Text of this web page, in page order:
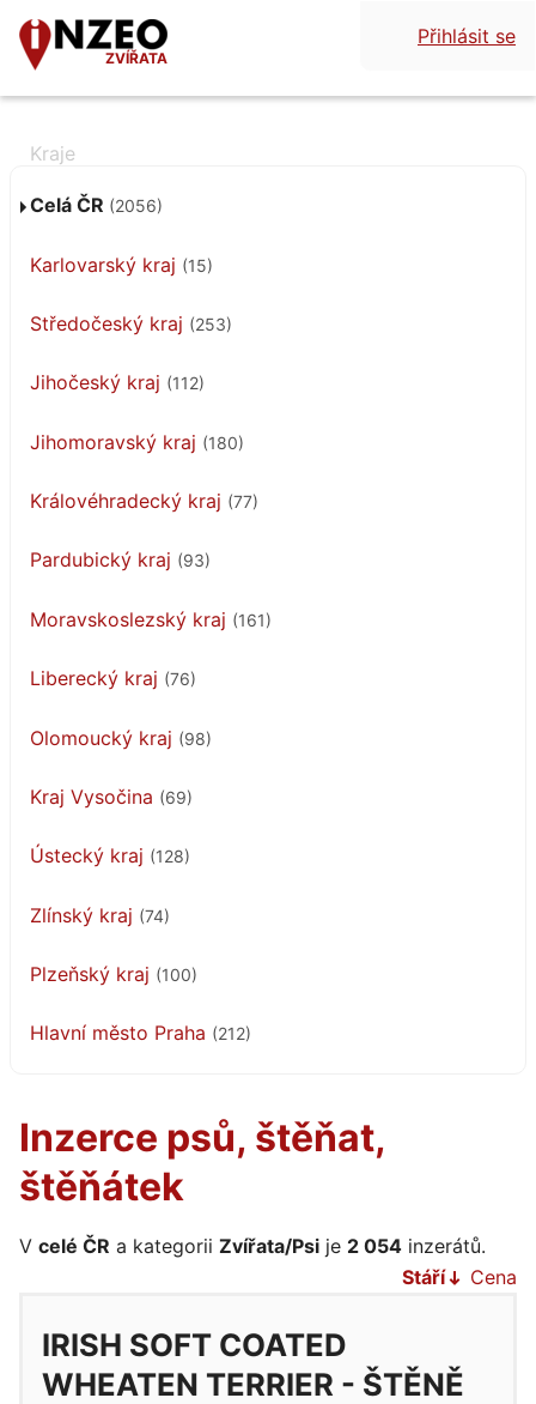
ZVÍŘATA
Přihlásit se
Celá ČR (2056)
Karlovarský kraj (15)
Středočeský kraj (253)
Jihočeský kraj (112)
Jihomoravský kraj (180)
Královéhradecký kraj (77)
Pardubický kraj (93)
Moravskoslezský kraj (161)
Liberecký kraj (76)
Olomoucký kraj (98)
Kraj Vysočina (69)
Ústecký kraj (128)
Zlínský kraj (74)
Plzeňský kraj (100)
Hlavní město Praha (212)
Inzerce psů, štěňat,
štěňátek
V celé ČR a kategorii Zvířata/Psi je 2 054 inzerátů.
Stáří
Cena
IRISH SOFT COATED
WHEATEN TERRIER - ŠTĚNĚ